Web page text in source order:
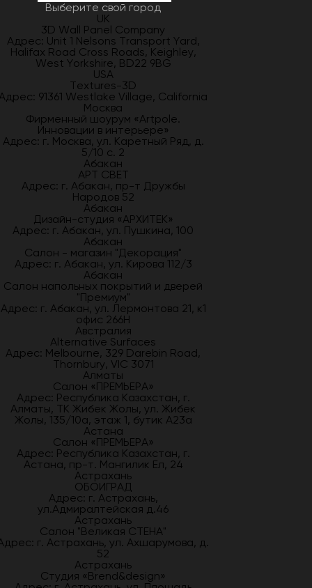
Выберите свой город
UK
3D Wall Panel Company
Адрес: Unit 1 Nelsons Transport Yard,
Halifax Road Cross Roads, Keighley,
West Yorkshire, BD22 9BG
USA
Textures-3D
91361 Westlake Village, California
Москва
Фирменный шоурум «Artpole.
Инновации в интерьере»
Адрес: г. Москва, ул. Каретный Ряд, д.
5/10 с. 2
Абакан
АРТ СВЕТ
Адрес: г. Абакан, пр-т Дружбы
Народов 52
Абакан
Дизайн-студия «АРХИТЕК»
Адрес: г. Абакан, ул. Пушкина, 100
Абакан
Салон - магазин "Декорация"
Адрес: г. Абакан, ул. Кирова 112/3
Абакан
Салон напольных покрытий и дверей
"Премиум"
Адрес: г. Абакан, ул. Лермонтова 21, к1
офис 266Н
Австралия
Alternative Surfaces
Адрес: Melbourne, 329 Darebin Road,
Thornbury, VIC 3071
Алматы
Салон «ПРЕМЬЕРА»
Адрес: Республика Казахстан, г.
Алматы, ТК Жибек Жолы, ул. Жибек
Жолы, 135/10а, этаж 1, бутик А23а
Астана
Салон «ПРЕМЬЕРА»
Адрес: Республика Казахстан, г.
Астана, пр-т. Мангилик Ел, 24
Астрахань
ОБОИГРАД
Адрес: г. Астрахань,
ул.Адмиралтейская д.46
Астрахань
Салон "Великая СТЕНА"
г. Астрахань, ул. Ахшарумова, д.
52
Астрахань
Студия «Brend&design»